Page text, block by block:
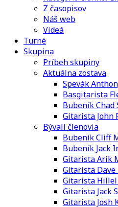
Z časopisov
Náš web
Videá
Turné
Skupina
Príbeh skupiny
Aktuálna zostava
Spevák
Basgitarista
Bubeník Chad
Gitarista John
Bývalí členovia
Bubeník Cliff
Bubeník Jack
Gitarista Arik
Gitarista
Gitarista Hillel
Gitarista Jack
Gitarista Josh